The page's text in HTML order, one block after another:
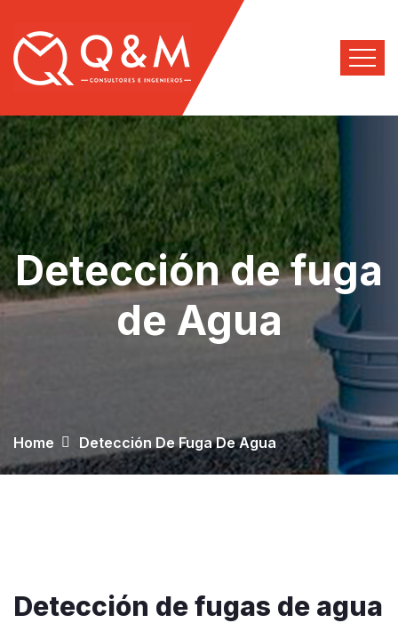
Detección de fuga
de Agua
Home Detección De Fuga De Agua
Detección de fugas de agua